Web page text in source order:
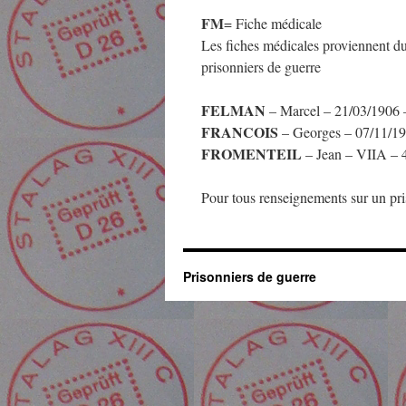
FM= Fiche médicale
Les fiches médicales proviennent
prisonniers de guerre
FELMAN – Marcel – 21/03/
FRANCOIS – Georges – 07/11/
FROMENTEIL – Jean – VIIA –
Pour tous renseignements sur un
Prisonniers de guerre